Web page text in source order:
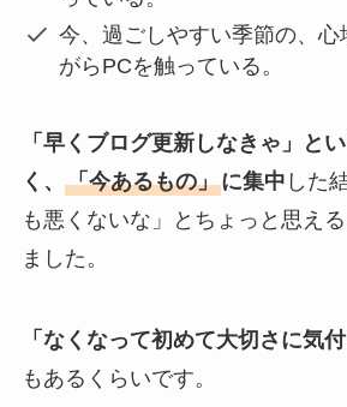
今、過ごしやすい季節の、
がらPCを触っている。
「早くブログ更新しなきゃ」と
く、 「今あるもの」に集中 した
も悪くないな」とちょっと思え
ました。
「なくなって初めて大切さに気付
もあるくらいです。